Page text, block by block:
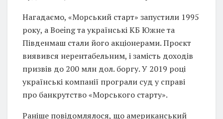
Нагадаємо, «Морський старт» запустили 1995
року, а Boeing та українські КБ Южне та
Південмаш стали його акціонерами. Проєкт
виявився нерентабельним, і замість доходів
призвів до 200 млн дол. боргу. У 2019 році
українські компанії програли суд у справі
про банкрутство «Морського старту».
Раніше повідомлялося, що американський